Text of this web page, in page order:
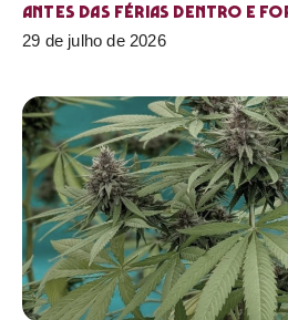
antes das férias dentro e
29 de julho de 2026